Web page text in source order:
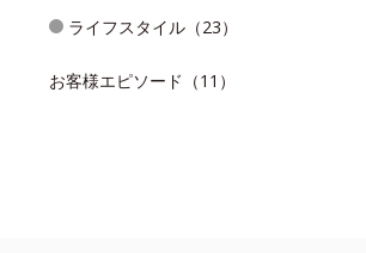
ライフスタイル（23）
お客様エピソード（11）